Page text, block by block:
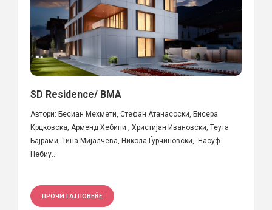
SD Residence/ BMA
Автори: Бесиан Мехмети, Стефан Атанасоски, Бисера
Крцковска, Арменд Хебипи , Христијан Ивановски, Теута
Бајрами, Тина Мијалчева, Никола Ѓурчиновски, Насуф
Небиу...
ПРОЧИТАЈ ПОВЕЌЕ